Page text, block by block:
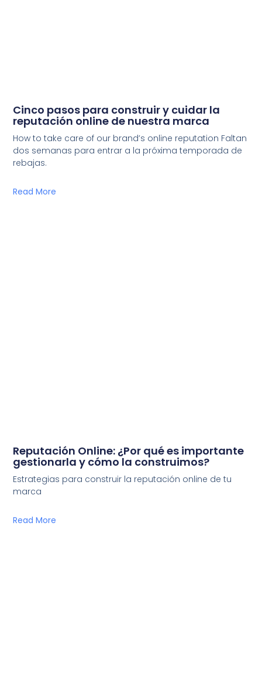
Cinco pasos para construir y cuidar la
reputación online de nuestra marca
How to take care of our brand’s online reputation Faltan
dos semanas para entrar a la próxima temporada de
rebajas.
Read More
Reputación Online: ¿Por qué es importante
gestionarla y cómo la construimos?
Estrategias para construir la reputación online de tu
marca
Read More